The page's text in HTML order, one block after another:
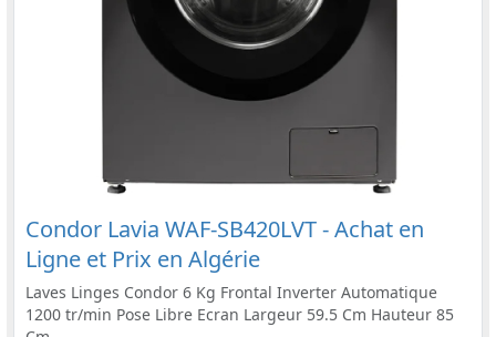
Condor Lavia WAF-SB420LVT - Achat en
Ligne et Prix en Algérie
Laves Linges Condor 6 Kg Frontal Inverter Automatique
1200 tr/min Pose Libre Ecran Largeur 59.5 Cm Hauteur 85